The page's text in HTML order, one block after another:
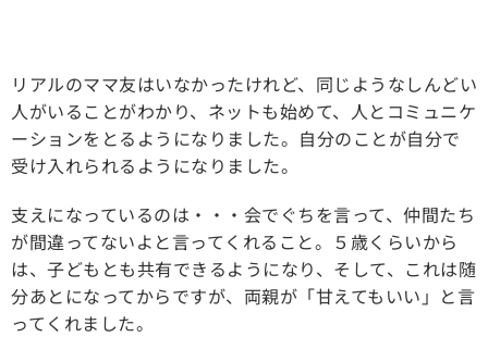
リアルのママ友はいなかったけれど、同じようなしんどい
人がいることがわかり、ネットも始めて、人とコミュニケ
ーションをとるようになりました。自分のことが自分で
受け入れられるようになりました。
支えになっているのは・・・会でぐちを言って、仲間たち
が間違ってないよと言ってくれること。５歳くらいから
は、子どもとも共有できるようになり、そして、これは随
分あとになってからですが、両親が「甘えてもいい」と言
ってくれました。